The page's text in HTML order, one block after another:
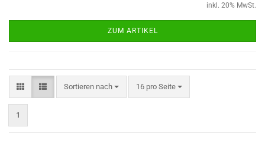
inkl. 20% MwSt.
ZUM ARTIKEL
Sortieren nach
Sortieren nach 16 pro Seite
pro Seite
1